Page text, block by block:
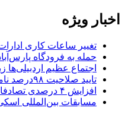
اخبار ویژه
تغییر ساعات کاری
حمله به فرودگاه
اجتماع عظیم اردبیلی‌ها
تایید صلاحیت ۹۸درصد نامزدهای شوراهای روستای اردبیل
افزایش ۴ درصدی تصادفات فوتی در جاده‌های اردبیل
مسابقات بین‌المللی